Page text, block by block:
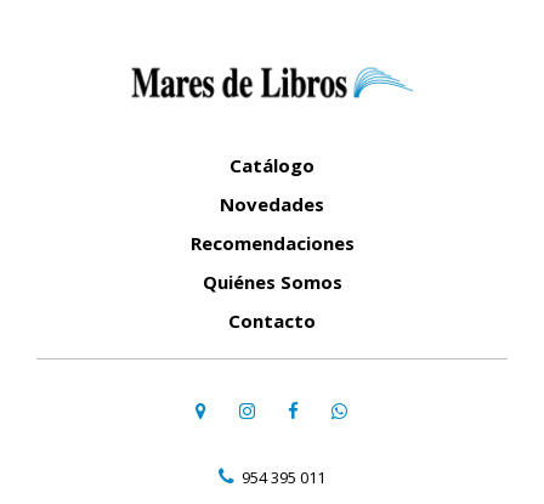
Catálogo
Novedades
Recomendaciones
Quiénes Somos
Contacto
954 395 011